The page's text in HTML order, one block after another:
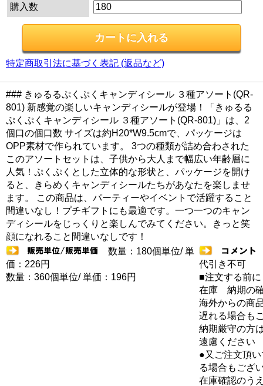
購入数
特定商取引法に基づく表記 (返品など)
### きゅるるぷくぷくキャンディシール ３種アソート(QR-
801) 新感覚の楽しいキャンディシールが登場！「きゅるる
ぷくぷくキャンディシール ３種アソート(QR-801)」は、2
個口の個口数 サイズは約H20*W9.5cmで、パッケージは
OPP素材で作られています。 3つの種類が詰め合わされた
このアソートセットは、子供から大人まで幅広い年齢層に
人気！ぷくぷくとした立体的な形状と、パッケージを開け
ると、きらめくキャンディシールたちがあなたを楽しませ
ます。 この商品は、パーティーやイベントで活躍すること
間違いなし！プチギフトにも最適です。一つ一つのキャン
ディシールをじっくりと楽しんでみてください。きっと笑
顔になれること間違いなしです！
数量：180個単位/ 単
価：226円
数量：360個単位/ 単価：196円
代引き不可
■注文する前に
在庫 納期の
海外からの商
遅れる場合も
納期厳守の方
遠慮ください
●又ご注文頂
る場合もござ
在庫確認のう